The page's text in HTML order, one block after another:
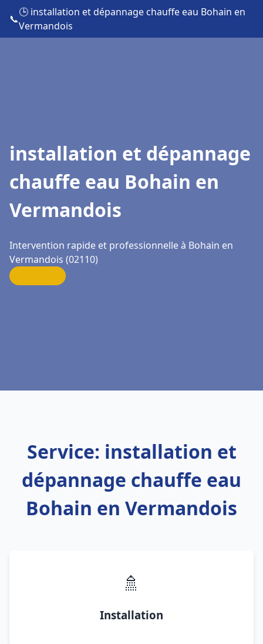
📞
🕒 installation et dépannage chauffe eau Bohain en
Vermandois
installation et dépannage
chauffe eau Bohain en
Vermandois
Intervention rapide et professionnelle à Bohain en
Vermandois (02110)
Service: installation et
dépannage chauffe eau
Bohain en Vermandois
🚿
Installation